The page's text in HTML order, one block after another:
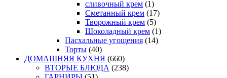
сливочный крем (1)
Сметанный крем (17)
Творожный крем (5)
Шоколадный крем (1)
Пасхальные угощения (14)
Торты (40)
ДОМАШНЯЯ КУХНЯ (660)
ВТОРЫЕ БЛЮДА (238)